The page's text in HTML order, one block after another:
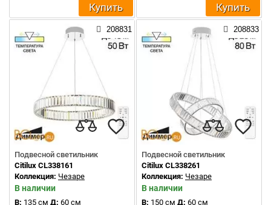
Купить Купить
208831
Подвесной светильник
Citilux CL338161
Коллекция: Чезаре
В наличии
В: 135 см Д: 60 см
208833
Подвесной светильник
Citilux CL338261
Коллекция: Чезаре
В наличии
В: 150 см Д: 60 см